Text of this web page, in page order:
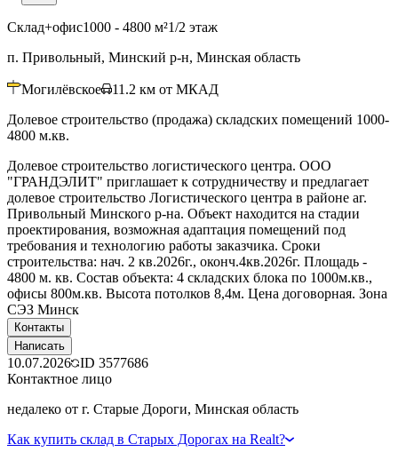
Склад+офис1000 - 4800 м²1/2 этаж
п. Привольный, Минский р-н, Минская область
Могилёвское 11.2 км от МКАД
Долевое строительство (продажа) складских помещений 1000-
4800 м.кв.
Долевое строительство логистического центра. ООО
"ГРАНДЭЛИТ" приглашает к сотрудничеству и предлагает
долевое строительство Логистического центра в районе аг.
Привольный Минского р-на. Объект находится на стадии
проектирования, возможная адаптация помещений под
требования и технологию работы заказчика. Сроки
строительства: нач. 2 кв.2026г., оконч.4кв.2026г. Площадь -
4800 м. кв. Состав объекта: 4 складских блока по 1000м.кв.,
офисы 800м.кв. Высота потолков 8,4м. Цена договорная. Зона
СЭЗ Минск
Контакты
Написать
10.07.2026 ID 3577686
Контактное лицо
недалеко от г. Старые Дороги, Минская область
Как купить склад в Старых Дорогах на Realt?